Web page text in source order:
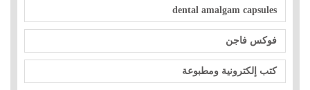
dental amalgam capsules
فوكس فاجن
كتب إلكترونية ومطبوعة